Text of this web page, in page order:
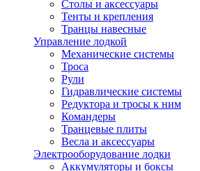
Столы и аксессуары
Тенты и крепления
Транцы навесные
Управление лодкой
Механические системы
Троса
Рули
Гидравлические системы
Редуктора и тросы к ним
Командеры
Транцевые плиты
Весла и аксессуары
Электрооборудование лодки
Аккумуляторы и боксы